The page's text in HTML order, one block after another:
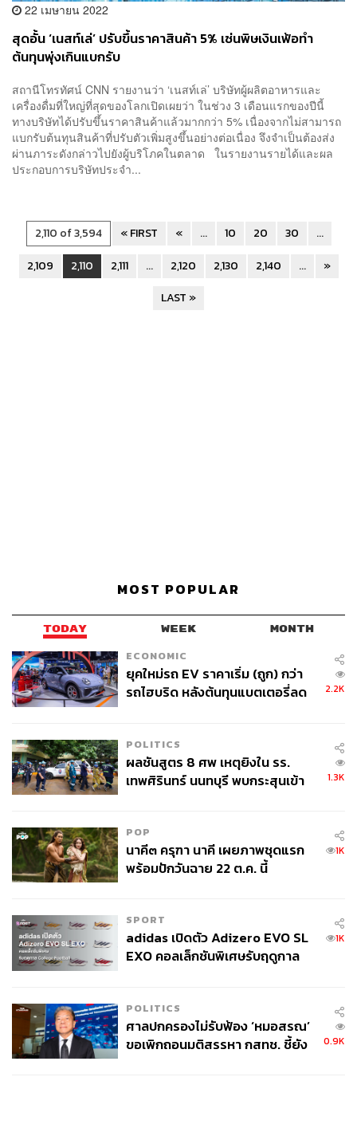
22 เมษายน 2022
สุดอั้น ‘เนสท์เล่’ ปรับขึ้นราคาสินค้า 5% เซ่นพิษเงินเฟ้อทำ
ต้นทุนพุ่งเกินแบกรับ
สถานีโทรทัศน์ CNN รายงานว่า ‘เนสท์เล่’ บริษัทผู้ผลิตอาหารและ
เครื่องดื่มที่ใหญ่ที่สุดของโลกเปิดเผยว่า ในช่วง 3 เดือนแรกของปีนี้
ทางบริษัทได้ปรับขึ้นราคาสินค้าแล้วมากกว่า 5% เนื่องจากไม่สามารถ
แบกรับต้นทุนสินค้าที่ปรับตัวเพิ่มสูงขึ้นอย่างต่อเนื่อง จึงจำเป็นต้องส่ง
ผ่านภาระดังกล่าวไปยังผู้บริโภคในตลาด ในรายงานรายได้และผล
ประกอบการบริษัทประจำ...
2,110 of 3,594 « FIRST « ... 10 20 30
...
2,109
2,110 2,111 ... 2,120 2,130 2,140 ...
»
LAST »
MOST POPULAR
TODAY WEEK MONTH
ECONOMIC
ยุคใหม่รถ EV ราคาเริ่ม (ถูก) กว่า
รถไฮบริด หลังต้นทุนแบตเตอรี่ลด
2.2K
POLITICS
ผลชันสูตร 8 ศพ เหตุยิงใน รร.
เทพศิรินทร์ นนทบุรี พบกระสุนเข้า
1.3K
POP
นาคี๓ ครุฑา นาคี เผยภาพชุดแรก
พร้อมปักวันฉาย 22 ต.ค. นี้
1K
SPORT
adidas เปิดตัว Adizero EVO SL
EXO คอลเล็กชันพิเศษรับฤดูกาล
1K
POLITICS
ศาลปกครองไม่รับฟ้อง ‘หมอสรณ’
ขอเพิกถอนมติสรรหา กสทช. ชี้ยัง
0.9K